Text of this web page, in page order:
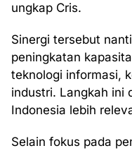
ungkap Cris.
Sinergi tersebut
peningkatan
teknologi informasi,
industri. Langkah ini
Indonesia lebih
Selain fokus pada